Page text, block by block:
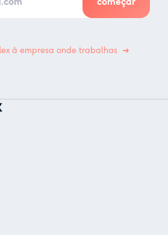
à empresa onde trabalhas